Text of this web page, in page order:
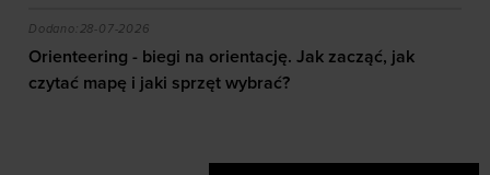
efekty daje trening?
Orienteering - biegi na orientację. Jak zacząć, jak
Dodano:28-07-2026
Orienteering - biegi na orientację. Jak zacząć, jak
czytać mapę i jaki sprzęt wybrać?